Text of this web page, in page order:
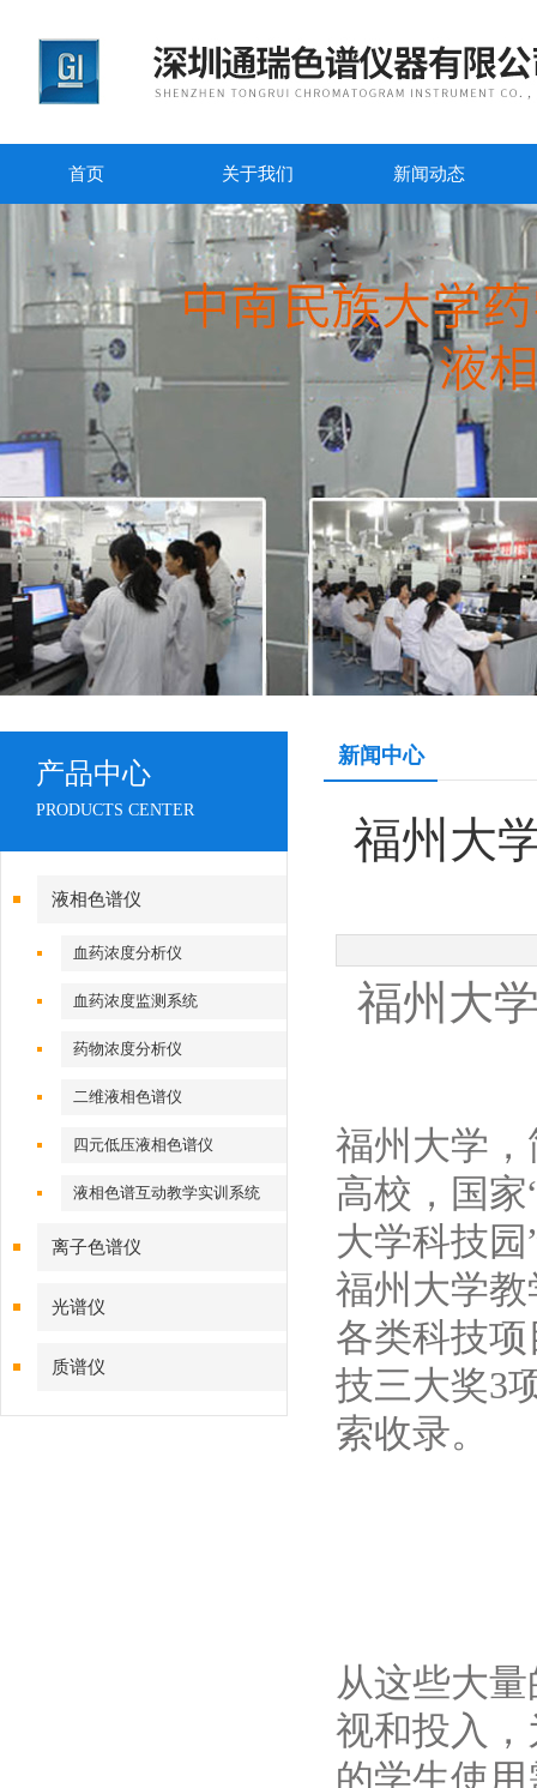
首页 关于我们 新闻动态
新闻中心
福州大
福州大
福州大学，
高校，国
大学科技
福州大学
各类科技
技三大奖3
索收录。
从这些大
视和投入
的学生使
产品中心
PRODUCTS CENTER
液相色谱仪
血药浓度分析仪
血药浓度监测系统
药物浓度分析仪
二维液相色谱仪
四元低压液相色谱仪
液相色谱互动教学实训系统
离子色谱仪
光谱仪
质谱仪